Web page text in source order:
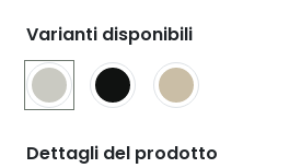
Varianti disponibili
Dettagli del prodotto